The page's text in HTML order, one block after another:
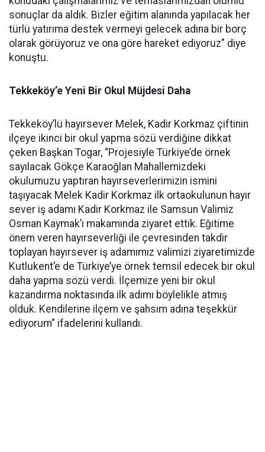
sonuçlar da aldık. Bizler eğitim alanında yapılacak her
türlü yatırıma destek vermeyi gelecek adına bir borç
olarak görüyoruz ve ona göre hareket ediyoruz" diye
konuştu.
Tekkeköy’e Yeni Bir Okul Müjdesi Daha
Tekkeköy’lü hayırsever Melek, Kadir Korkmaz çiftinin
ilçeye ikinci bir okul yapma sözü verdiğine dikkat
çeken Başkan Togar, “Projesiyle Türkiye’de örnek
sayılacak Gökçe Karaoğlan Mahallemizdeki
okulumuzu yaptıran hayırseverlerimizin ismini
taşıyacak Melek Kadir Korkmaz ilk ortaokulunun hayır
sever iş adamı Kadir Korkmaz ile Samsun Valimiz
Osman Kaymak’ı makamında ziyaret ettik. Eğitime
önem veren hayırseverliği ile çevresinden takdir
toplayan hayırsever iş adamımız valimizi ziyaretimizde
Kutlukent’e de Türkiye’ye örnek temsil edecek bir okul
daha yapma sözü verdi. İlçemize yeni bir okul
kazandırma noktasında ilk adımı böylelikle atmış
olduk. Kendilerine ilçem ve şahsım adına teşekkür
ediyorum” ifadelerini kullandı.